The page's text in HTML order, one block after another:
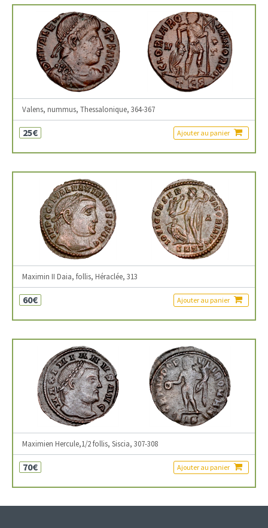
Valens, nummus, Thessalonique, 364-367
25€ Ajouter au panier
Maximin II Daia, follis, Héraclée, 313
60€ Ajouter au panier
Maximien Hercule,1/2 follis, Siscia, 307-308
70€ Ajouter au panier